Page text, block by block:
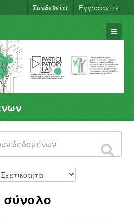
Συνδεθείτε Εγγραφείτε
σύνολο